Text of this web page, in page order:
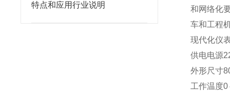
特点和应用行业说明
和网络化
车和工程
现代化仪
供电电源
外形尺寸
工作温度